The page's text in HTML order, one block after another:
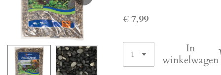
€ 7,99
In
winkelwagen